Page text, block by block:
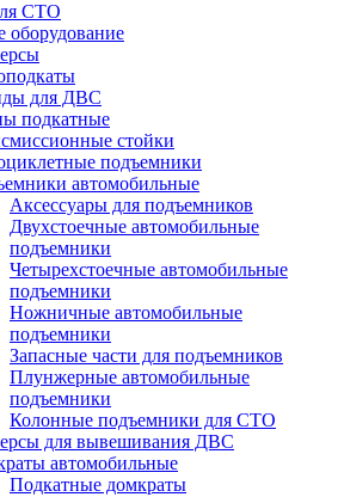
СТО
оборудование
для ДВС
подкатные
стойки
подъемники
автомобильные
Аксессуары для подъемников
Двухстоечные автомобильные
подъемники
Четырехстоечные автомобильные
подъемники
Ножничные автомобильные
подъемники
Запасные части для подъемников
Плунжерные автомобильные
подъемники
Колонные подъемники для СТО
для вывешивания ДВС
автомобильные
Подкатные домкраты